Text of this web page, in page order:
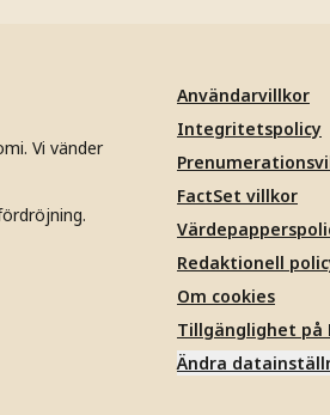
Vi vänder
Användarvillkor
Integritetspolicy
FactSet villkor
Redaktionell
Om cookies
Tillgänglighet på
Ändra